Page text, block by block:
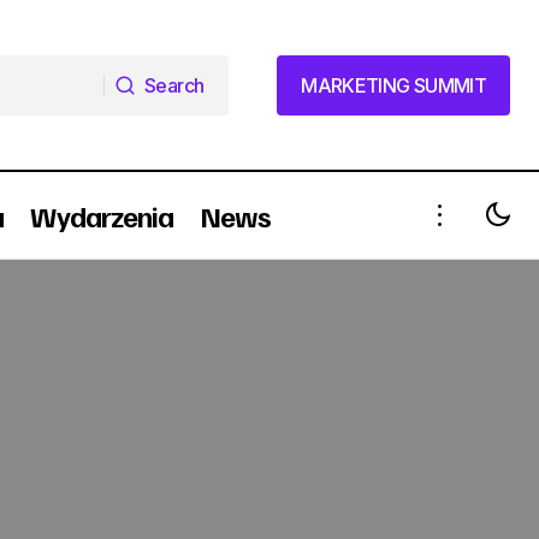
Search
MARKETING SUMMIT
MARKETING SUMMIT
Wydarzenia News